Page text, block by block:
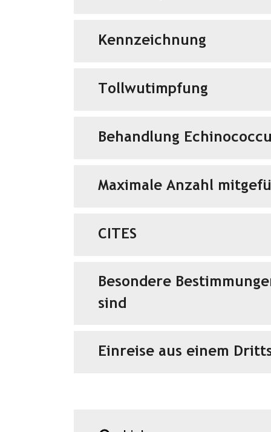
Kennzeichnung
Tollwutimpfung
Behandlung
Maximale Anzahl
CITES
Besondere
sind
Einreise aus einem